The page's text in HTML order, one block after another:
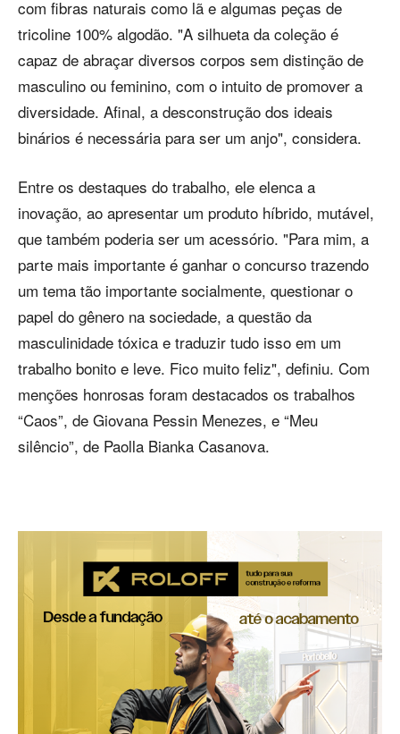
com fibras naturais como lã e algumas peças de
tricoline 100% algodão. "A silhueta da coleção é
capaz de abraçar diversos corpos sem distinção de
masculino ou feminino, com o intuito de promover a
diversidade. Afinal, a desconstrução dos ideais
binários é necessária para ser um anjo", considera.
Entre os destaques do trabalho, ele elenca a
inovação, ao apresentar um produto híbrido, mutável,
que também poderia ser um acessório. "Para mim, a
parte mais importante é ganhar o concurso trazendo
um tema tão importante socialmente, questionar o
papel do gênero na sociedade, a questão da
masculinidade tóxica e traduzir tudo isso em um
trabalho bonito e leve. Fico muito feliz", definiu. Com
menções honrosas foram destacados os trabalhos
“Caos”, de Giovana Pessin Menezes, e “Meu
silêncio”, de Paolla Bianka Casanova.